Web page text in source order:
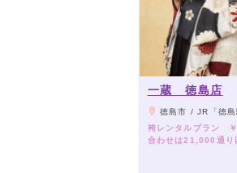
一蔵 徳島店
徳島市 / JR「徳島駅」から市営バス東部循環線／南海フ
袴レンタルプラン
合わせは21,000通り